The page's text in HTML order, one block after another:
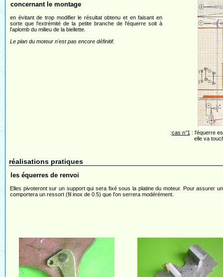
concernant le montage
en évitant de trop modifier le résultat obtenu et en faisant en
sorte que l'extrémité de la petite branche de l'équerre soit à
l'aplomb du milieu de la biellette.
Le plan du moteur n'est pas encore définitif.
:cas n°1 : l'équerre
elle va
réalisations pratiques
les équerres de renvoi
Elles pivoteront sur un support qui sera fixé sous la platine du moteur. Pour assurer
comportera un ressort (fil inox de 0.5) que l'on serrera modérément.